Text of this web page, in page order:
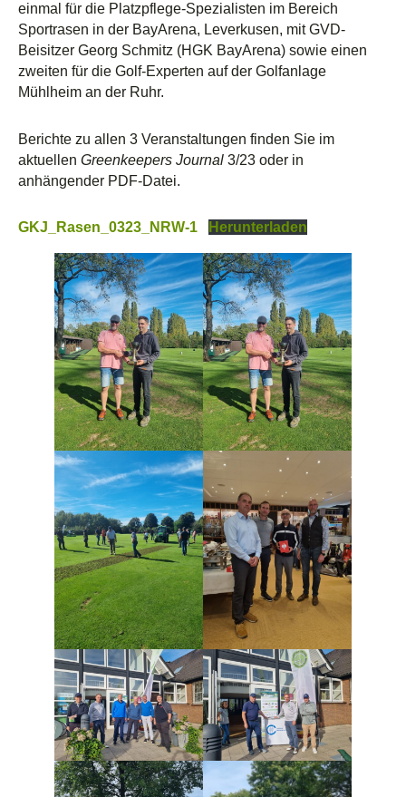
einmal für die Platzpflege-Spezialisten im Bereich
Sportrasen in der BayArena, Leverkusen, mit GVD-
Beisitzer Georg Schmitz (HGK BayArena) sowie einen
zweiten für die Golf-Experten auf der Golfanlage
Mühlheim an der Ruhr.
Berichte zu allen 3 Veranstaltungen finden Sie im
aktuellen Greenkeepers Journal 3/23 oder in
anhängender PDF-Datei.
GKJ_Rasen_0323_NRW-1 Herunterladen